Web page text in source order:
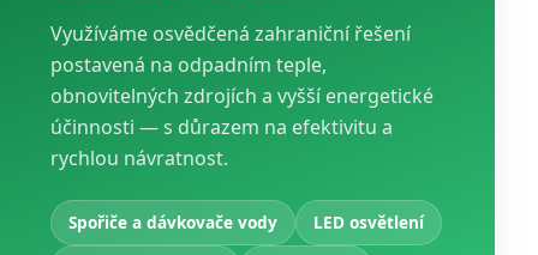
Využíváme osvědčená zahraniční řešení
postavená na odpadním teple,
obnovitelných zdrojích a vyšší energetické
účinnosti — s důrazem na efektivitu a
rychlou návratnost.
Spořiče a dávkovače vody
LED osvětlení